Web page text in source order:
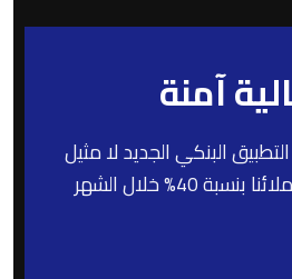
آمنة
البنكي الجديد لا مثيل
لهما. ارتفعت ثقة عملائنا بنسبة 40% خلال الشهر